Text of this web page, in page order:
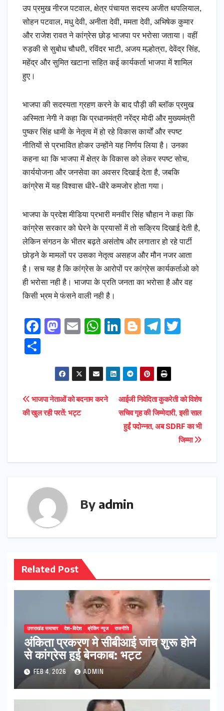
उप प्रमुख नीरज पटवाल, क्षेत्र पंचायत सदस्य अजीत थपलियाल,
सोहन पटवाल, मधु देवी, अनीता देवी, ममता देवी, अभिषेक कुमार
और राजेश रावत ने कांग्रेस छोड़ भाजपा पर भरोसा जताया। वहीं
रुड़की से सुबोध चौधरी, रविंदर भाटी, अजय मल्होत्रा, देवेंद्र सिंह,
महेंद्र और सुमित खटाना सहित कई कार्यकर्ता भाजपा में शामिल
हुए।
भाजपा की सदस्यता ग्रहण करने के बाद पौड़ी की ब्लॉक प्रमुख
अस्मिता नेगी ने कहा कि प्रधानमंत्री नरेंद्र मोदी और मुख्यमंत्री
पुष्कर सिंह धामी के नेतृत्व में हो रहे विकास कार्यों और स्पष्ट
नीतियों से प्रभावित होकर उन्होंने यह निर्णय लिया है। उनका
कहना था कि भाजपा में क्षेत्र के विकास को लेकर स्पष्ट सोच,
कार्ययोजना और जनसेवा का अवसर दिखाई देता है, जबकि
कांग्रेस में यह विश्वास धीरे-धीरे कमजोर होता गया।
भाजपा के प्रदेश मीडिया प्रभारी मनवीर सिंह चौहान ने कहा कि
कांग्रेस सरकार को घेरने के प्रयासों में तो सक्रिय दिखाई देती है,
लेकिन संगठन के भीतर बढ़ते असंतोष और लगातार हो रहे पार्टी
छोड़ने के मामलों पर उसका नेतृत्व असहज और मौन नजर आता
है। सच यह है कि कांग्रेस के आरोपों पर कांग्रेस कार्यकर्ताओ को
ही भरोसा नही है। भाजपा के प्रति जनता का भरोसा है और वह
किसी भ्रम मे फंसने वाली नही है।
F
o
M
t
d
E
l
W
ts
p
Li
e
n
Bl
g
r
T
gr
m r
ar
e
Post
navigation
आईजी निवेदिता कुकरेती को विशेष
सचिव गृह की जिम्मेदारी, इसी साल
हुईं पदोन्नत, अब SDRF का भी
जिम्मा
भाजपा नेताओं को बदनाम करने
की खुल रही परतें: भट्ट
By admin
Related Post
उत्तराखंड समाचार देश-विदेश ब्रेकिंग न्यूज राजनीति
अंकिता प्रकरण मे सीबीआई जांच शुरू होने
से कांग्रेस हुई बेनकाब: भट्ट
FEB 4, 2026 ADMIN